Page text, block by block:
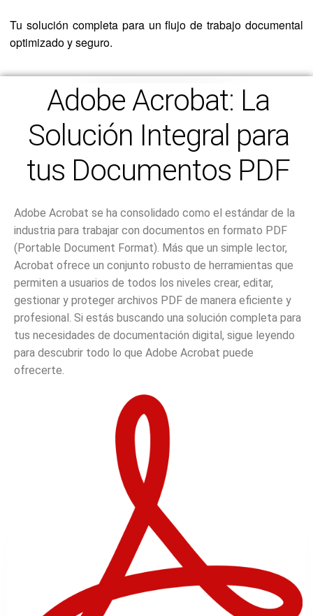
Tu solución completa para un flujo de trabajo documental
optimizado y seguro.
Adobe Acrobat: La
Solución Integral para
tus Documentos PDF
Adobe Acrobat se ha consolidado como el estándar de la
industria para trabajar con documentos en formato PDF
(Portable Document Format). Más que un simple lector,
Acrobat ofrece un conjunto robusto de herramientas que
permiten a usuarios de todos los niveles crear, editar,
gestionar y proteger archivos PDF de manera eficiente y
profesional. Si estás buscando una solución completa para
tus necesidades de documentación digital, sigue leyendo
para descubrir todo lo que Adobe Acrobat puede
ofrecerte.